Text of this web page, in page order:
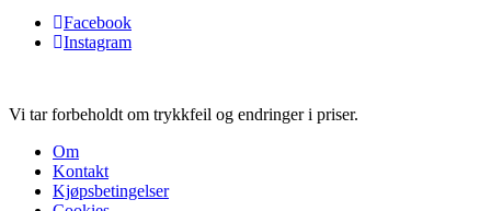
Facebook
Instagram
Vi tar forbeholdt om trykkfeil og endringer i priser.
Om
Kontakt
Kjøpsbetingelser